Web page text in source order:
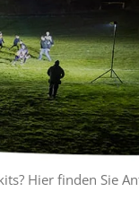
Hier finden Sie